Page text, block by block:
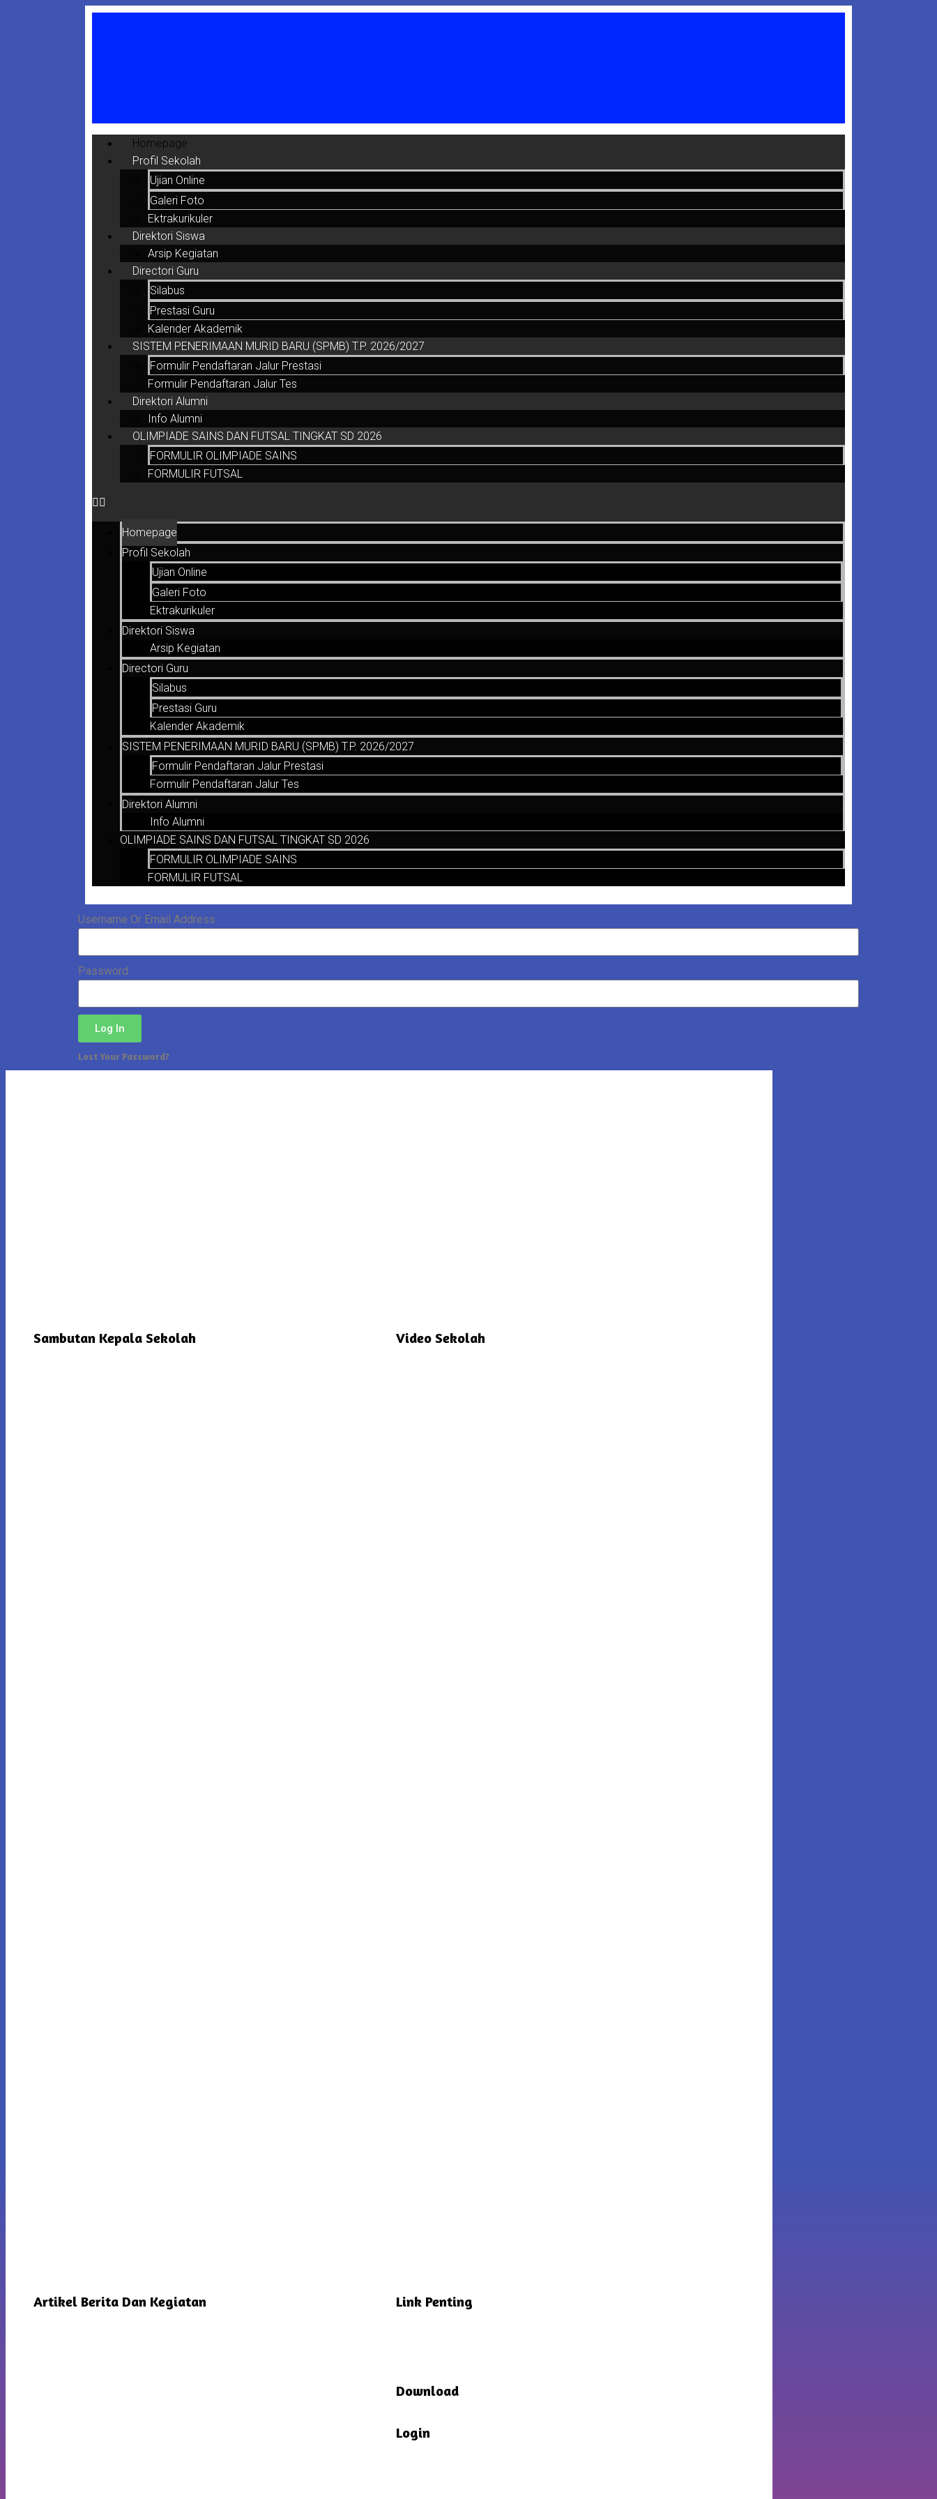
Homepage
Profil Sekolah
Ujian Online
Galeri Foto
Ektrakurikuler
Direktori Siswa
Arsip Kegiatan
Directori Guru
Silabus
Prestasi Guru
Kalender Akademik
SISTEM PENERIMAAN MURID BARU (SPMB) T.P. 2026/2027
Formulir Pendaftaran Jalur Prestasi
Formulir Pendaftaran Jalur Tes
Direktori Alumni
Info Alumni
OLIMPIADE SAINS DAN FUTSAL TINGKAT SD 2026
FORMULIR OLIMPIADE SAINS
FORMULIR FUTSAL
Homepage
Profil Sekolah
Ujian Online
Galeri Foto
Ektrakurikuler
Direktori Siswa
Arsip Kegiatan
Directori Guru
Silabus
Prestasi Guru
Kalender Akademik
SISTEM PENERIMAAN MURID BARU (SPMB) T.P. 2026/2027
Formulir Pendaftaran Jalur Prestasi
Formulir Pendaftaran Jalur Tes
Direktori Alumni
Info Alumni
OLIMPIADE SAINS DAN FUTSAL TINGKAT SD 2026
FORMULIR OLIMPIADE SAINS
FORMULIR FUTSAL
Username Or Email Address
Password
Log In
Lost Your Password?
Sambutan Kepala Sekolah Video Sekolah
Artikel Berita Dan Kegiatan Link Penting
Download
Login